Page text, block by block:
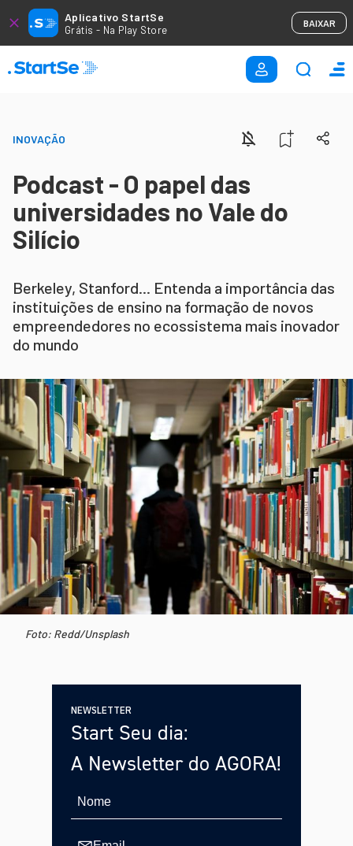
Aplicativo StartSe
Grátis - Na Play Store
BAIXAR
INOVAÇÃO
Podcast - O papel das
universidades no Vale do
Silício
Berkeley, Stanford... Entenda a importância das
instituições de ensino na formação de novos
empreendedores no ecossistema mais inovador
do mundo
Foto: Redd/Unsplash
NEWSLETTER
Start Seu dia:
A Newsletter do AGORA!